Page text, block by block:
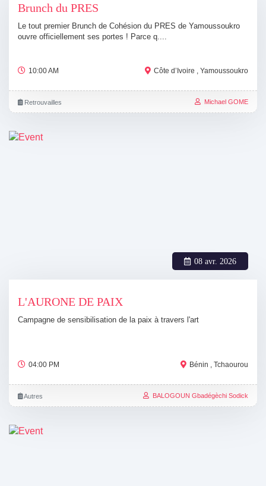
Brunch du PRES
Le tout premier Brunch de Cohésion du PRES de Yamoussoukro
ouvre officiellement ses portes ! Parce q....
10:00 AM Côte d’Ivoire , Yamoussoukro
Retrouvailles Michael GOME
L'AURONE DE PAIX
Campagne de sensibilisation de la paix à travers l'art
08 avr. 2026
04:00 PM Bénin , Tchaourou
Autres BALOGOUN Gbadégèchi Sodick